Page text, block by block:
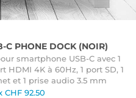
C PHONE DOCK (NOIR)
smartphone USB-C avec 1
HDMI 4K à 60Hz, 1 port SD, 1
et 1 prise audio 3.5 mm
CHF92.50